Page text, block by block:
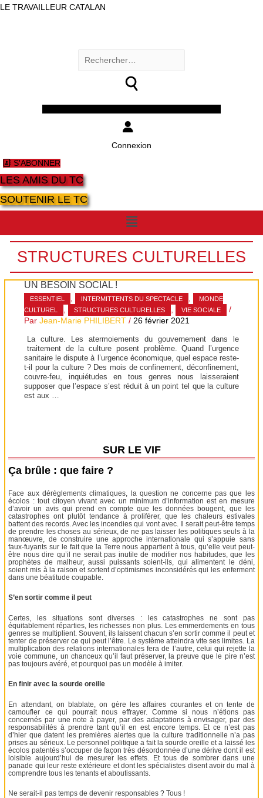
LE TRAVAILLEUR CATALAN
Rechercher :
Connexion
S'ABONNER
LES AMIS DU TC
SOUTENIR LE TC
Menu
STRUCTURES CULTURELLES
UN BESOIN SOCIAL !
ESSENTIEL , INTERMITTENTS DU SPECTACLE ,
MONDE
CULTUREL
, STRUCTURES CULTURELLES , VIE SOCIALE
/
ParJean-Marie PHILIBERT /26 février 2021
La culture. Les atermoiements du gouvernement dans le
traitement de la culture posent problème. Quand l’urgence
sanitaire le dispute à l’urgence économique, quel espace reste-
t-il pour la culture ? Des mois de confinement, déconfinement,
couvre-feu, inquiétudes en tous genres nous laisseraient
supposer que l’espace s’est réduit à un point tel que la culture
est aux …
SUR LE VIF
Ça brûle : que faire ?
Face aux dérèglements climatiques, la question ne concerne pas que les
écolos : tout citoyen vivant avec un minimum d’information est en mesure
d’avoir un avis qui prend en compte que les données bougent, que les
catastrophes ont plutôt tendance à proliférer, que les chaleurs estivales
battent des records. Avec les incendies qui vont avec. Il serait peut-être temps
de prendre les choses au sérieux, de ne pas laisser les politiques seuls à la
manœuvre, de construire une approche internationale qui s’appuie sans
faux-fuyants sur le fait que la Terre nous appartient à tous, qu’elle veut peut-
être nous dire qu’il ne serait pas inutile de modifier nos habitudes, que les
prophètes de malheur, aussi puissants soient-ils, qui alimentent le déni,
soient mis à la raison et sortent d’optimismes inconsidérés qui les enferment
dans une béatitude coupable.
S’en sortir comme il peut
Certes, les situations sont diverses : les catastrophes ne sont pas
équitablement réparties, les richesses non plus. Les emmerdements en tous
genres se multiplient. Souvent, ils laissent chacun s’en sortir comme il peut et
tenter de préserver ce qui peut l’être. Le système atteindra vite ses limites. La
multiplication des relations internationales fera de l’autre, celui qui rejette la
voie commune, un chanceux qu’il faut préserver, la preuve que le pire n’est
pas toujours avéré, et pourquoi pas un modèle à imiter.
En finir avec la sourde oreille
En attendant, on blablate, on gère les affaires courantes et on tente de
camoufler ce qui pourrait nous effrayer. Comme si nous n’étions pas
concernés par une note à payer, par des adaptations à envisager, par des
responsabilités à prendre tant qu’il en est encore temps. Et ce n’est pas
d’hier que datent les premières alertes que la culture traditionnelle n’a pas
prises au sérieux. Le personnel politique a fait la sourde oreille et a laissé les
écolos patentés s’occuper de façon très désordonnée d’une dérive dont il est
loisible aujourd’hui de mesurer les effets. Et tous de sombrer dans une
panade qui leur reste extérieure et dont les spécialistes disent avoir du mal à
comprendre tous les tenants et aboutissants.
Ne serait-il pas temps de devenir responsables ? Tous !